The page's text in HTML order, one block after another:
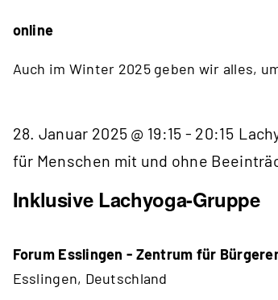
online
Auch im Winter 2025 geben wir alles,
Inklusive Lachyoga-Gruppe
28. Januar 2025 @ 19:15 - 20:15
für Menschen mit und ohne
Forum Esslingen - Zentrum für
Esslingen, Deutschland